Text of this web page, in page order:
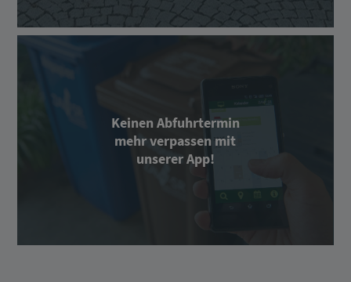
Keinen Abfuhrtermin
mehr verpassen mit
unserer App!